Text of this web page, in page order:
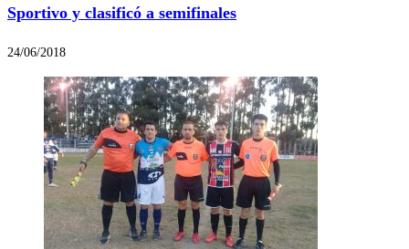
Sportivo y clasificó a semifinales
24/06/2018